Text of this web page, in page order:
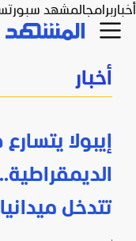
أخباربرامجالمشهد
أخبار
إيبولا
تتدخل ميدانيا